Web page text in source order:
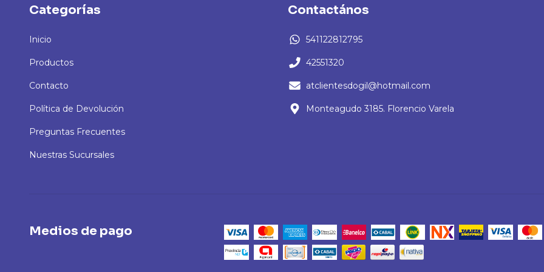
Categorías
Inicio
Productos
Contacto
Política de Devolución
Preguntas Frecuentes
Nuestras Sucursales
Contactános
541122812795
42551320
atclientesdogil@hotmail.com
Monteagudo 3185. Florencio Varela
Medios de pago